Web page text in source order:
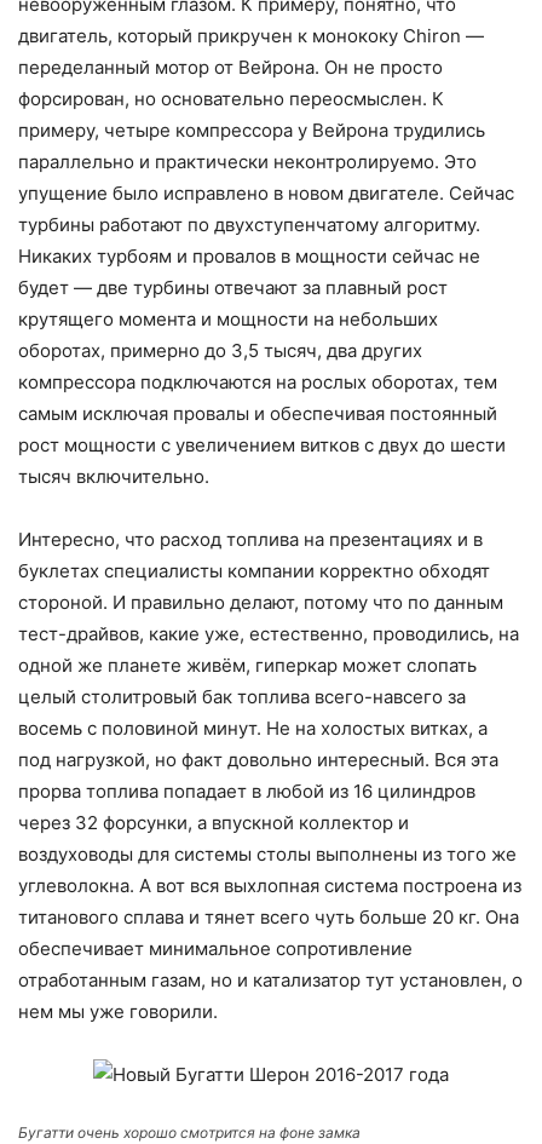
двигатель, который прикручен к монококу Chiron —
переделанный мотор от Вейрона. Он не просто
форсирован, но основательно переосмыслен. К
примеру, четыре компрессора у Вейрона трудились
параллельно и практически неконтролируемо. Это
упущение было исправлено в новом двигателе. Сейчас
турбины работают по двухступенчатому алгоритму.
Никаких турбоям и провалов в мощности сейчас не
будет — две турбины отвечают за плавный рост
крутящего момента и мощности на небольших
оборотах, примерно до 3,5 тысяч, два других
компрессора подключаются на рослых оборотах, тем
самым исключая провалы и обеспечивая постоянный
рост мощности с увеличением витков с двух до шести
тысяч включительно.
Интересно, что расход топлива на презентациях и в
буклетах специалисты компании корректно обходят
стороной. И правильно делают, потому что по данным
тест-драйвов, какие уже, естественно, проводились, на
одной же планете живём, гиперкар может слопать
целый столитровый бак топлива всего-навсего за
восемь с половиной минут. Не на холостых витках, а
под нагрузкой, но факт довольно интересный. Вся эта
прорва топлива попадает в любой из 16 цилиндров
через 32 форсунки, а впускной коллектор и
воздуховоды для системы столы выполнены из того же
углеволокна. А вот вся выхлопная система построена из
титанового сплава и тянет всего чуть больше 20 кг. Она
обеспечивает минимальное сопротивление
отработанным газам, но и катализатор тут установлен, о
нем мы уже говорили.
Бугатти очень хорошо смотрится на фоне замка